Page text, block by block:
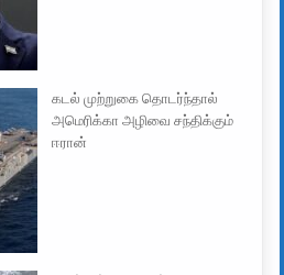
கடல் முற்றுகை தொடர்ந்தால்
அமெரிக்கா அழிவை சந்திக்கும்
ஈரான்